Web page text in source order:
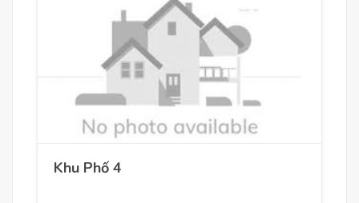
Khu Phố 4